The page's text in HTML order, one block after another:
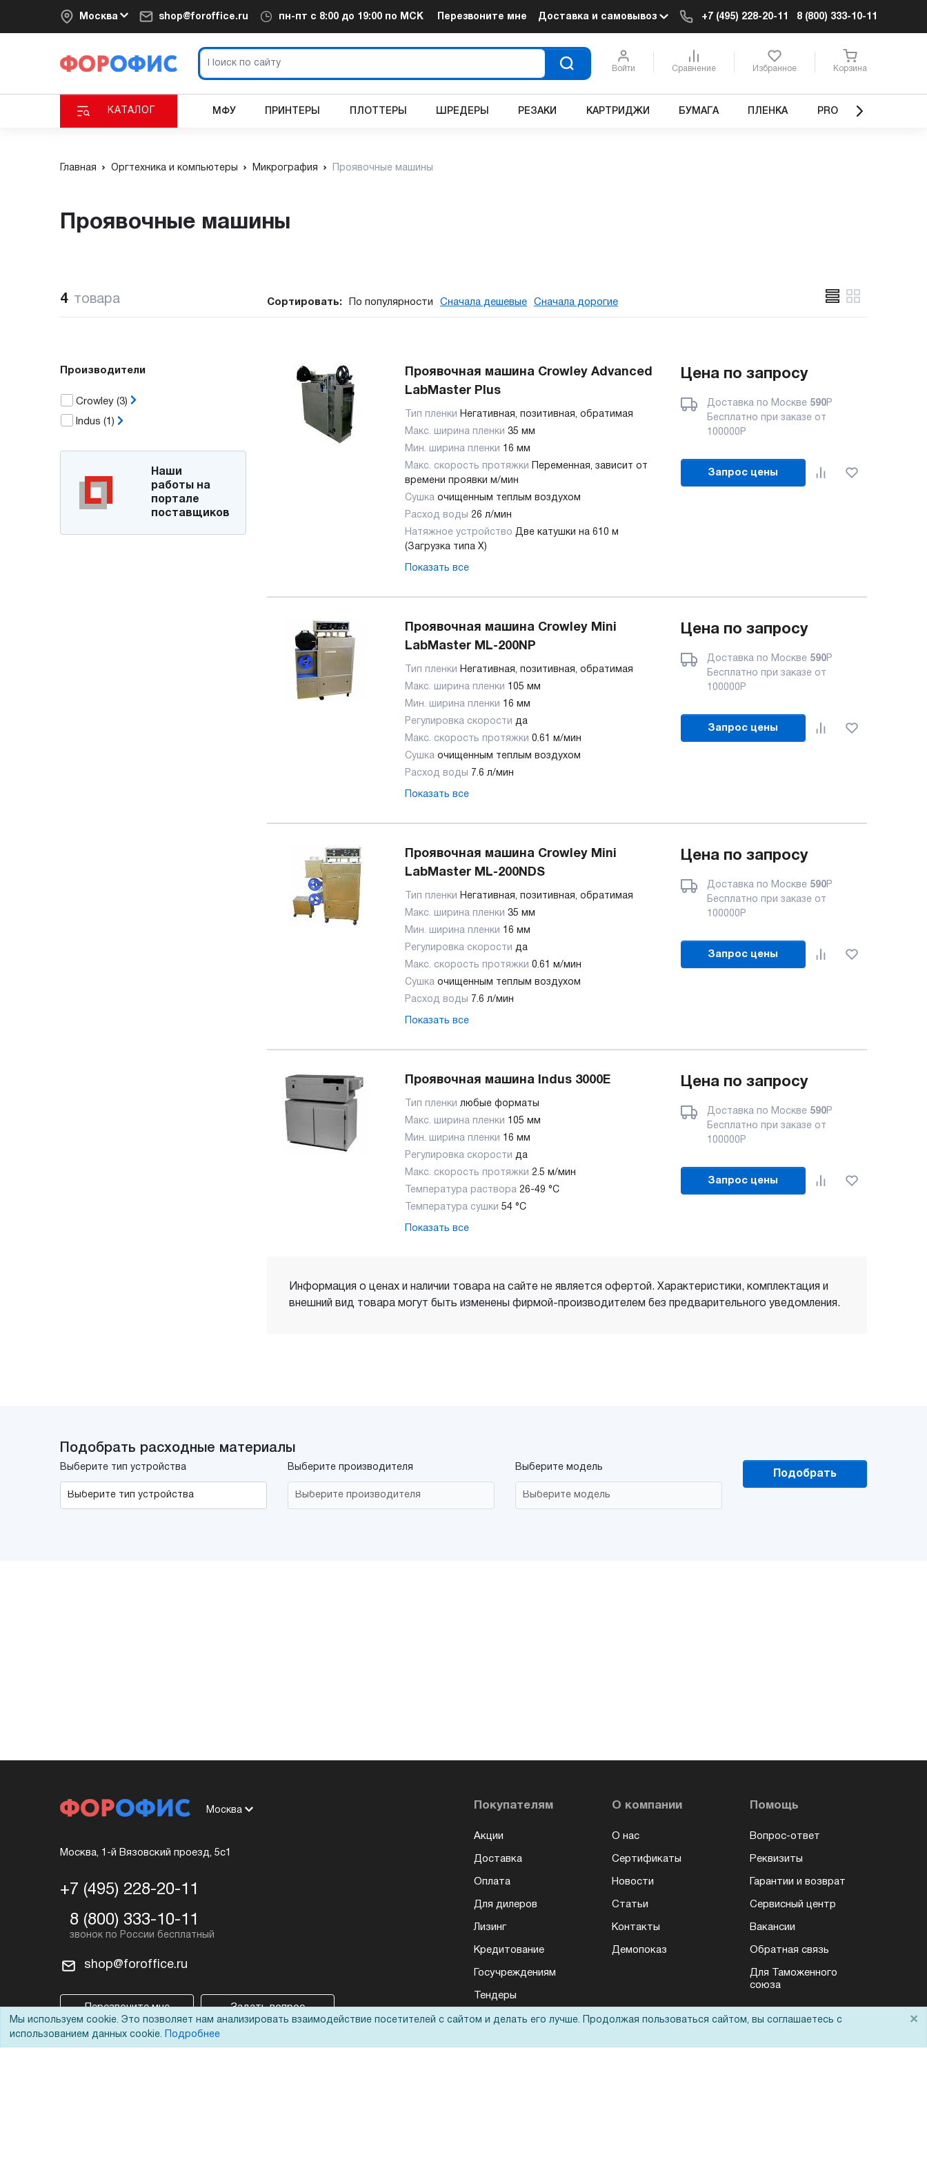
Москва shop@foroffice.ru пн-пт с 8:00 до 19:00 по МСК Перезвоните мне Доставка и самовывоз +7 (495) 228-20-11 8 (800) 333-10-11
Войти Сравнение Избранное Корзина
КАТАЛОГ МФУ ПРИНТЕРЫ ПЛОТТЕРЫ ШРЕДЕРЫ РЕЗАКИ КАРТРИДЖИ БУМАГА ПЛЕНКА PRO
Главная Оргтехника и компьютеры Микрография Проявочные машины
Проявочные машины
4 товара Сортировать: По популярности Сначала дешевые Сначала дорогие
Производители
Crowley (3)
Indus (1)
Наши
работы на
портале
поставщиков
Проявочная машина Crowley Advanced
LabMaster Plus
Тип пленки Негативная, позитивная, обратимая
Макс. ширина пленки 35 мм
Мин. ширина пленки 16 мм
Макс. скорость протяжки
Переменная, зависит от
времени проявки м/мин
Сушка очищенным теплым воздухом
Расход воды 26 л/мин
Натяжное устройство Две катушки на 610 м
(Загрузка типа Х)
Показать все
Цена по запросу
Доставка по Москве 590Р
Бесплатно при заказе от
100000 Р
Запрос цены
Проявочная машина Crowley Mini
LabMaster ML-200NP
Тип пленки Негативная, позитивная, обратимая
Макс. ширина пленки 105 мм
Мин. ширина пленки 16 мм
Регулировка скорости да
Макс. скорость протяжки 0.61 м/мин
Сушка очищенным теплым воздухом
Расход воды 7.6 л/мин
Показать все
Цена по запросу
Доставка по Москве 590Р
Бесплатно при заказе от
100000 Р
Запрос цены
Проявочная машина Crowley Mini
LabMaster ML-200NDS
Тип пленки Негативная, позитивная, обратимая
Макс. ширина пленки 35 мм
Мин. ширина пленки 16 мм
Регулировка скорости да
Макс. скорость протяжки 0.61 м/мин
Сушка очищенным теплым воздухом
Расход воды 7.6 л/мин
Показать все
Цена по запросу
Доставка по Москве 590Р
Бесплатно при заказе от
100000 Р
Запрос цены
Проявочная машина Indus 3000E
Тип пленки любые форматы
Макс. ширина пленки 105 мм
Мин. ширина пленки 16 мм
Регулировка скорости да
Макс. скорость протяжки 2.5 м/мин
Температура раствора 26-49 °C
Температура сушки 54 °C
Показать все
Цена по запросу
Доставка по Москве 590Р
Бесплатно при заказе от
100000 Р
Запрос цены
Информация о ценах и наличии товара на сайте не является офертой. Характеристики, комплектация и
внешний вид товара могут быть изменены фирмой-производителем без предварительного уведомления.
Подобрать расходные материалы
Выберите тип устройства Выберите производителя Выберите модель
Подобрать
Москва
Москва, 1-й Вязовский проезд, 5с1
+7 (495) 228-20-11
8 (800) 333-10-11
shop@foroffice.ru
Перезвоните мне Задать вопрос
Покупателям
Акции
Доставка
Оплата
Для дилеров
Лизинг
Кредитование
Госучреждениям
Тендеры
Бренды
О компании
О нас
Сертификаты
Новости
Статьи
Контакты
Демопоказ
Помощь
Вопрос-ответ
Реквизиты
Гарантии и возврат
Сервисный центр
Вакансии
Обратная связь
Для Таможенного
союза
Мы используем cookie. Это позволяет нам анализировать взаимодействие посетителей с сайтом и делать его лучше. Продолжая пользоваться сайтом, вы соглашаетесь с
использованием данных cookie.
Подробнее
×